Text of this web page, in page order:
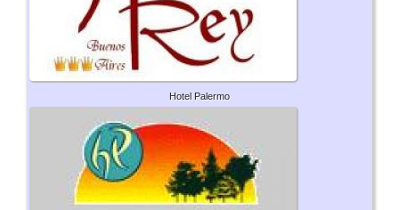
Hotel Palermo